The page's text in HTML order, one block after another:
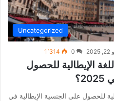
Uncategorized
0 1٬314
الإيطالية للحصول
للحصول على الجنسية الإيطالية في